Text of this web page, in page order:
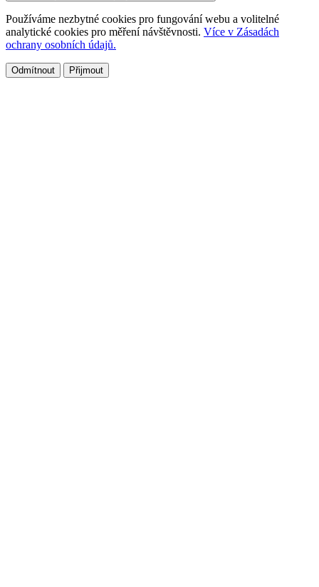
Používáme nezbytné cookies pro fungování webu a volitelné
analytické cookies pro měření návštěvnosti. Více v Zásadách
ochrany osobních údajů.
Odmítnout Přijmout